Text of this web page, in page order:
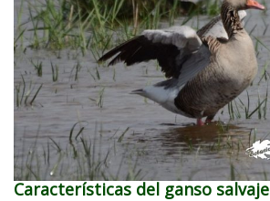
Características del ganso salvaje